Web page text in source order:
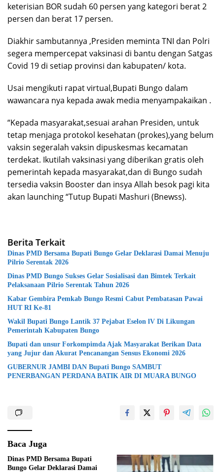
keterisian BOR sudah 60 persen yang kategori berat 2
persen dan berat 17 persen.
Diakhir sambutannya ,Presiden meminta TNI dan Polri
segera mempercepat vaksinasi di bantu dengan Satgas
Covid 19 di setiap provinsi dan kabupaten/ kota.
Usai mengikuti rapat virtual,Bupati Bungo dalam
wawancara nya kepada awak media menyampakaikan .
“Kepada masyarakat,sesuai arahan Presiden, untuk
tetap menjaga protokol kesehatan (prokes),yang belum
vaksin segeralah vaksin dipuskesmas kecamatan
terdekat. Ikutilah vaksinasi yang diberikan gratis oleh
pemerintah kepada masyarakat,dan di Bungo sudah
tersedia vaksin Booster dan insya Allah besok pagi kita
akan launching “Tutup Bupati Mashuri (Bnewss).
Berita Terkait
Dinas PMD Bersama Bupati Bungo Gelar Deklarasi Damai Menuju
Pilrio Serentak 2026
Dinas PMD Bungo Sukses Gelar Sosialisasi dan Bimtek Terkait
Pelaksanaan Pilrio Serentak Tahun 2026
Kabar Gembira Pemkab Bungo Resmi Cabut Pembatasan Pawai
HUT RI Ke-81
Wakil Bupati Bungo Lantik 37 Pejabat Eselon lV Di Likungan
Pemerintah Kabupaten Bungo
Bupati dan unsur Forkompimda Ajak Masyarakat Berikan Data
yang Jujur dan Akurat Pencanangan Sensus Ekonomi 2026
GUBERNUR JAMBI DAN Bupati Bungo SAMBUT
PENERBANGAN PERDANA BATIK AIR DI MUARA BUNGO
Baca Juga
Dinas PMD Bersama Bupati
Bungo Gelar Deklarasi Damai